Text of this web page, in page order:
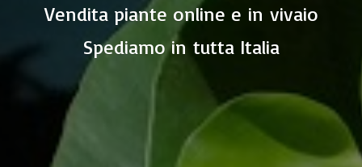
Vendita piante online e in vivaio
Spediamo in tutta Italia